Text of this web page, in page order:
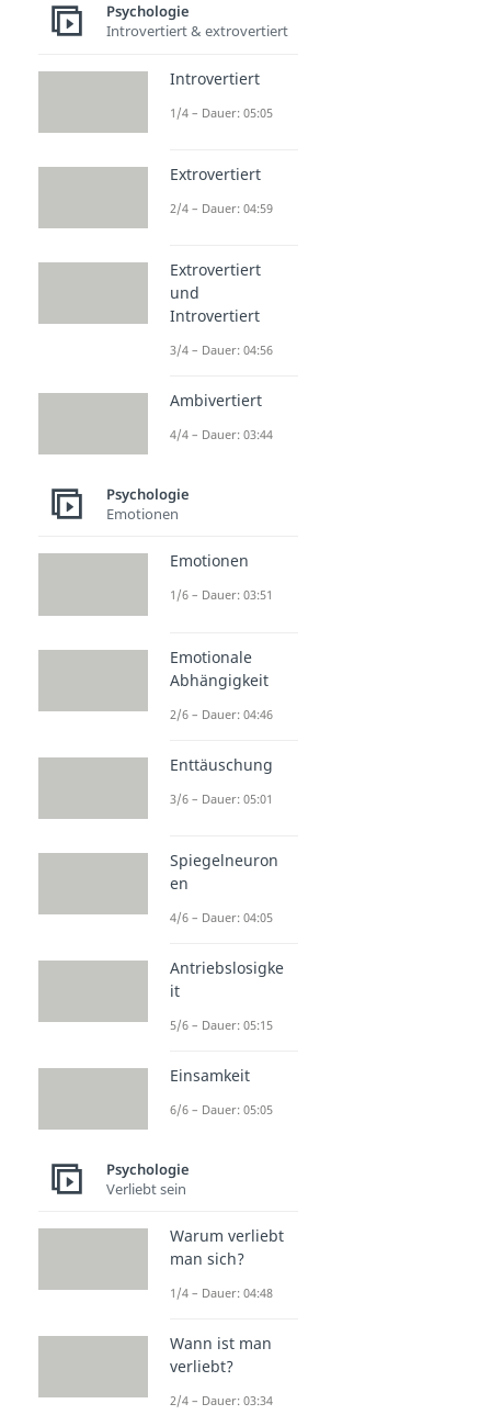
Psychologie
Introvertiert & extrovertiert
Introvertiert
1/4 – Dauer: 05:05
Extrovertiert
2/4 – Dauer: 04:59
Extrovertiert
und
Introvertiert
3/4 – Dauer: 04:56
Ambivertiert
4/4 – Dauer: 03:44
Psychologie
Emotionen
Emotionen
1/6 – Dauer: 03:51
Emotionale
Abhängigkeit
2/6 – Dauer: 04:46
Enttäuschung
3/6 – Dauer: 05:01
Spiegelneuron
en
4/6 – Dauer: 04:05
Antriebslosigke
it
5/6 – Dauer: 05:15
Einsamkeit
6/6 – Dauer: 05:05
Psychologie
Verliebt sein
Warum verliebt
man sich?
1/4 – Dauer: 04:48
Wann ist man
verliebt?
2/4 – Dauer: 03:34